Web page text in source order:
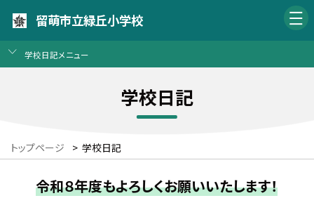
留萌市立緑丘小学校
学校日記メニュー
学校日記
トップページ > 学校日記
令和８年度もよろしくお願いいたします！